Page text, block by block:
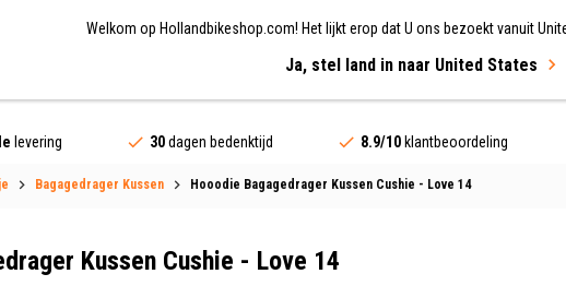
Fietsen Merken Sale
Welkom op Hollandbikeshop.com! Het lijkt erop dat U ons bezoekt vanuit
Ja, stel land in naar United States
levering 30dagen bedenktijd 8.9/10klantbeoordeling
Bagagedrager Kussen Hooodie Bagagedrager Kussen Cushie - Love 14
Kussen Cushie - Love 14